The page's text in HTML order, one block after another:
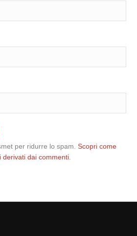
per ridurre lo spam.Scopri come
derivati dai commenti